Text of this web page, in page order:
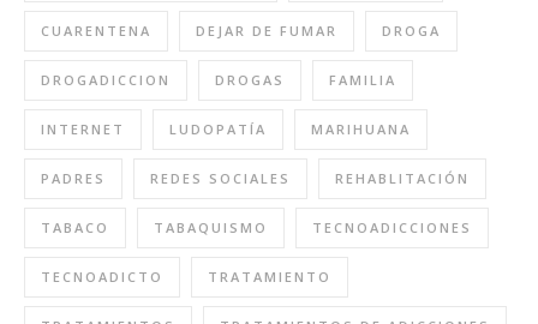
CUARENTENA DEJAR DE FUMAR DROGA
DROGADICCION DROGAS FAMILIA
INTERNET LUDOPATÍA MARIHUANA
PADRES REDES SOCIALES REHABLITACIÓN
TABACO TABAQUISMO TECNOADICCIONES
TECNOADICTO TRATAMIENTO